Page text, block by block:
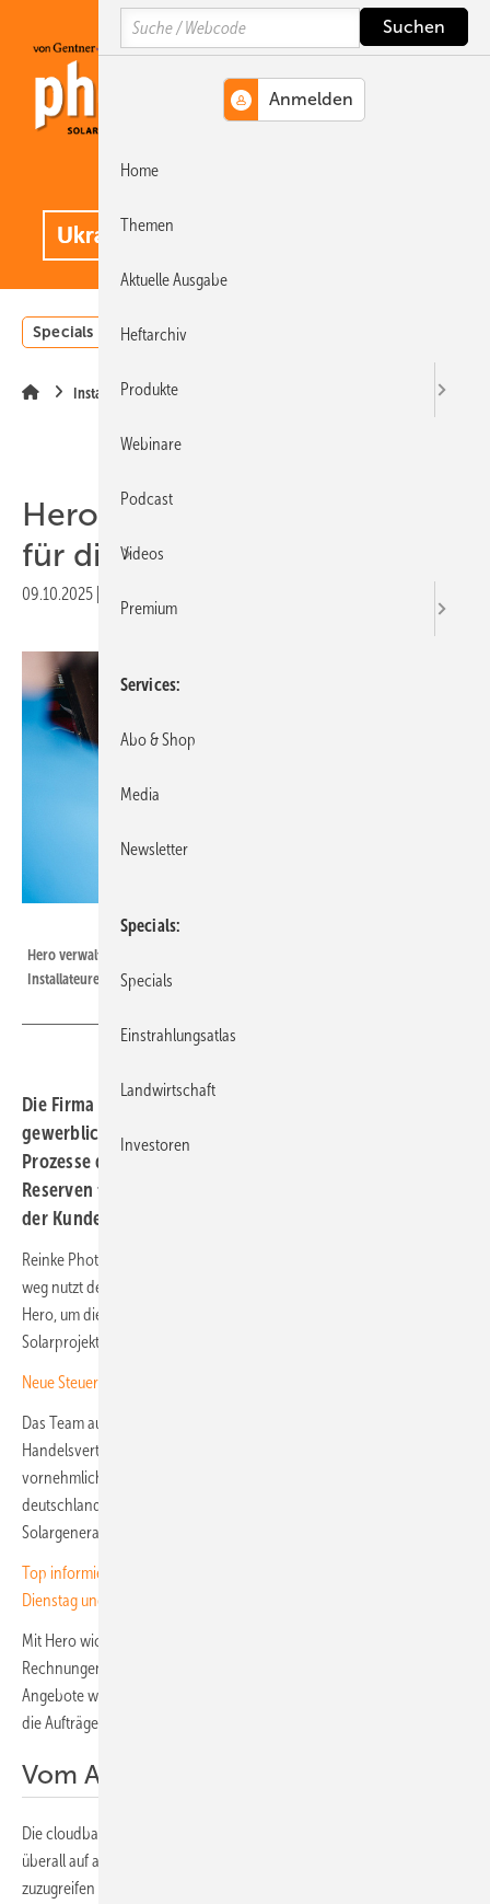
Hauptinhalt
Hauptmenü
SiteSearch
Specials Einstrahlungsatlas
Installation
Hero: Kopf frei, Hände frei –
für die Kunden
09.10.2025
Hero verwaltet die Projektdaten unter anderem auf den Tablets der
Installateure auf der Baustelle.
Die Firma Reinke Photovoltaik baut bundesweit
gewerbliche Anlagen. Mit der Software Hero hat sie ihre
Prozesse digitalisiert und automatisiert. Das schafft
Reserven fürs Kerngeschäft und steigert das Vertrauen
der Kunden.
Reinke Photovoltaik wurde 2019 in Gütersloh gegründet. Vom Start
weg nutzt der clevere Fachinstallateur die cloudbasierte Software
Hero, um die betrieblichen Prozesse und das Management der
Solarprojekte mit möglichst geringem Aufwand zu steuern.
Neue Steuerregelung fördert Solarausbau in der Wirtschaft
Das Team aus 30 Mitarbeiterinnen und Mitarbeitern wird durch 20
Handelsvertreterinnen und Handelsvertreter unterstützt, die sich
vornehmlich dem Vertrieb widmen. Die Projekte werden
deutschlandweit installiert und zertifiziert: gewerbliche
Solargeneratoren, Speichersysteme und Lösungen für die E-Mobilität.
Top informiert für Ihr Tagesgeschäft – unser Newsletter jeden
Dienstag und Donnerstag!
Mit Hero wickelt Reinke alle Aufträge ab, erstellt Dokumente und
Rechnungen digital. Ebenso wurde das Projektmanagement optimiert:
Angebote werden innerhalb von 48 Stunden nach Erstkontakt erstellt,
die Aufträge transparent und effizient umgesetzt.
Vom Angebot bis zur Abrechnung
Die cloudbasierte Betriebssoftware ermöglicht es dem Team, von
überall auf alle relevanten Projektdaten, Dokumente und Kontakte
zuzugreifen – egal ob im Büro oder auf der Baustelle. Die mobile App
Search
Home
Themen
Aktuelle Ausgabe
Heftarchiv
Produkte
Webinare
Podcast
Videos
Premium
Services
Abo & Shop
Media
Newsletter
Specials
Specials
Einstrahlungsatlas
Landwirtschaft
Investoren